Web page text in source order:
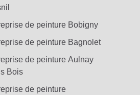
de peinture Bobigny
de peinture Bagnolet
de peinture Aulnay
Bois
de peinture